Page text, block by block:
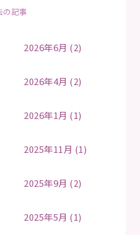
の記事
2026年6月 (2)
2026年4月 (2)
2026年1月 (1)
2025年11月 (1)
2025年9月 (2)
2025年5月 (1)